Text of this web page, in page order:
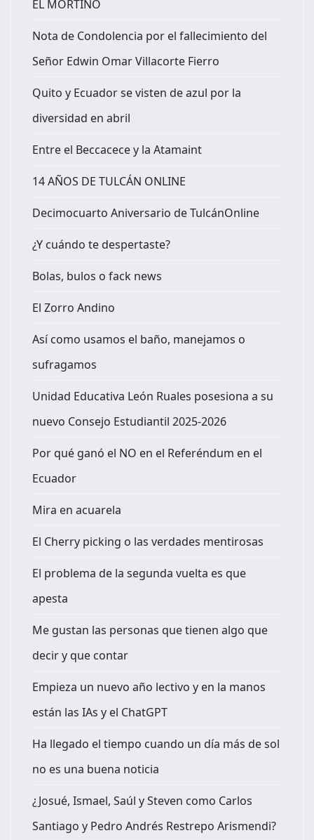
EL MORTIÑO
Nota de Condolencia por el fallecimiento del
Señor Edwin Omar Villacorte Fierro
Quito y Ecuador se visten de azul por la
diversidad en abril
Entre el Beccacece y la Atamaint
14 AÑOS DE TULCÁN ONLINE
Decimocuarto Aniversario de TulcánOnline
¿Y cuándo te despertaste?
Bolas, bulos o fack news
El Zorro Andino
Así como usamos el baño, manejamos o
sufragamos
Unidad Educativa León Ruales posesiona a su
nuevo Consejo Estudiantil 2025-2026
Por qué ganó el NO en el Referéndum en el
Ecuador
Mira en acuarela
El Cherry picking o las verdades mentirosas
El problema de la segunda vuelta es que
apesta
Me gustan las personas que tienen algo que
decir y que contar
Empieza un nuevo año lectivo y en la manos
están las IAs y el ChatGPT
Ha llegado el tiempo cuando un día más de sol
no es una buena noticia
¿Josué, Ismael, Saúl y Steven como Carlos
Santiago y Pedro Andrés Restrepo Arismendi?